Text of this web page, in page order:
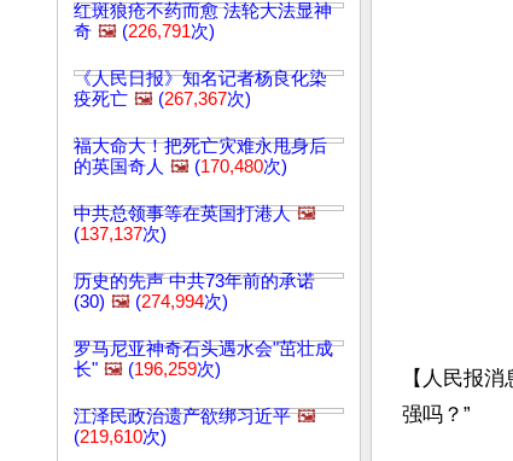
红斑狼疮不药而愈 法轮大法显神
奇 🖼️ (226,791次)
《人民日报》知名记者杨良化染
疫死亡 🖼️ (267,367次)
福大命大！把死亡灾难永甩身后
的英国奇人 🖼️ (170,480次)
中共总领事等在英国打港人 🖼️
(137,137次)
历史的先声 中共73年前的承诺
(30) 🖼️ (274,994次)
罗马尼亚神奇石头遇水会"茁壮成
长" 🖼️ (196,259次)
江泽民政治遗产欲绑习近平 🖼️
(219,610次)
【人民报
强吗？”